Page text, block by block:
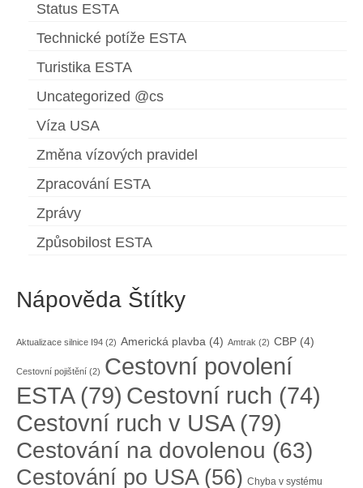
Status ESTA
Technické potíže ESTA
Turistika ESTA
Uncategorized @cs
Víza USA
Změna vízových pravidel
Zpracování ESTA
Zprávy
Způsobilost ESTA
Nápověda Štítky
Aktualizace silnice I94 (2) Americká plavba (4) Amtrak (2) CBP (4)
Cestovní pojištění (2) Cestovní povolení
ESTA(79) Cestovní ruch (74)
Cestovní ruch v USA(79)
Cestování na dovolenou (63)
Cestování po USA(56) Chyba v systému